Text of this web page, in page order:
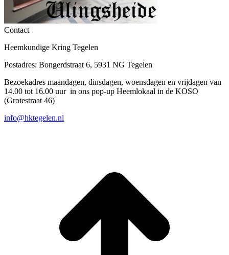
Contact
Heemkundige Kring Tegelen
Postadres: Bongerdstraat 6, 5931 NG Tegelen
Bezoekadres maandagen, dinsdagen, woensdagen en vrijdagen van
14.00 tot 16.00 uur in ons pop-up Heemlokaal in de KOSO
(Grotestraat 46)
info@hktegelen.nl